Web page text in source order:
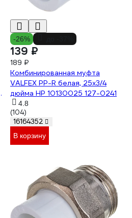
-26%
139 ₽
189 ₽
Комбинированная муфта
VALFEX PP-R белая, 25х3/4
дюйма НР 10130025 127-0241
4.8
(104)
16164352
В корзину